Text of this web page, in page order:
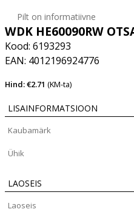
Pilt on informatiivne
WDK HE60090RW
Kood: 6193293
EAN: 4012196924776
Hind: €2.71 (KM-ta)
LISAINFORMATSIOON
Kaubamärk
Ühik
LAOSEIS
Laoseis